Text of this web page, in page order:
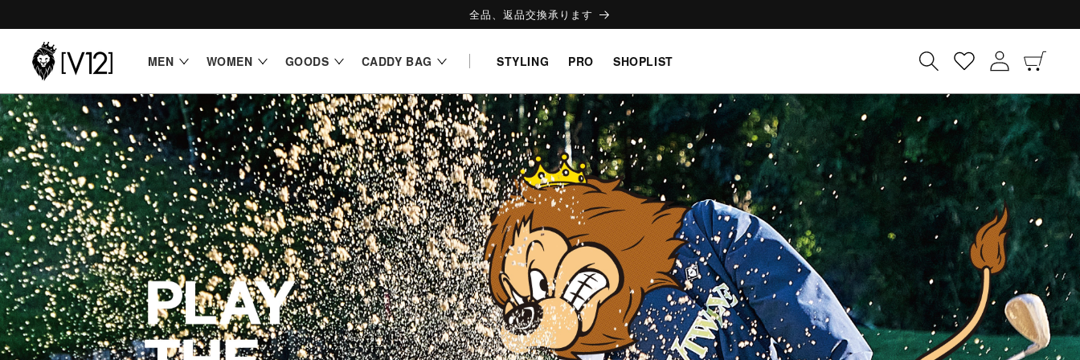
進む
全品、返品交換承ります
MEN WOMEN GOODS CADDY BAG STYLING PRO SHOPLIST
ロ
グ
イ
ン
ー